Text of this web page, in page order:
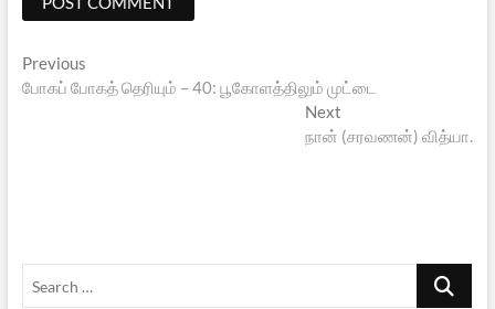
Post
navigation
PreviousPrevious
post:
போகப் போகத் தெரியும் – 40: பூகோளத்திலும் முட்டை
Next
post:
நான் (சரவணன்) வித்யா.
Search